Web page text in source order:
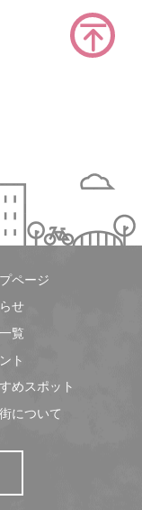
ページ
せ
覧
ト
めスポット
について